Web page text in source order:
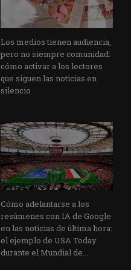
Los medios tienen audiencia,
pero no siempre comunidad:
cómo activar a los lectores
que siguen las noticias en
silencio
Cómo adelantarse a los
resúmenes con IA de Google
en las noticias de última hora:
el ejemplo de USA Today
durante el Mundial de...